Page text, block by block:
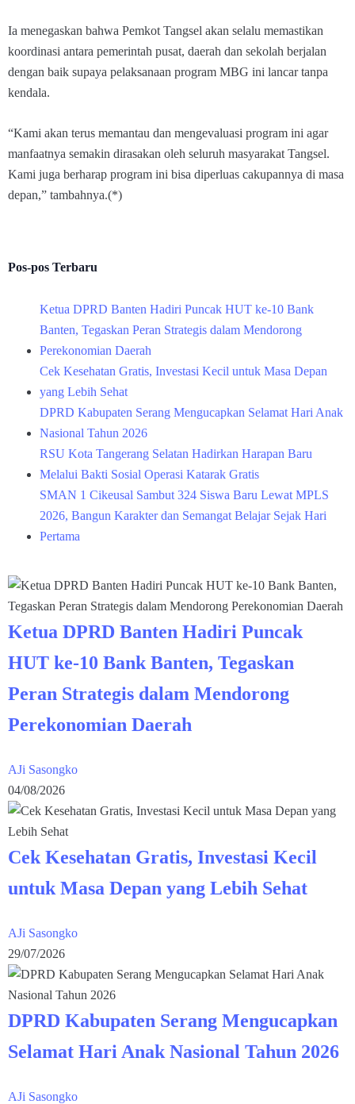
Ia menegaskan bahwa Pemkot Tangsel akan selalu memastikan
koordinasi antara pemerintah pusat, daerah dan sekolah berjalan
dengan baik supaya pelaksanaan program MBG ini lancar tanpa
kendala.
“Kami akan terus memantau dan mengevaluasi program ini agar
manfaatnya semakin dirasakan oleh seluruh masyarakat Tangsel.
Kami juga berharap program ini bisa diperluas cakupannya di masa
depan,” tambahnya.(*)
Pos-pos Terbaru
Ketua DPRD Banten Hadiri Puncak HUT ke-10 Bank
Banten, Tegaskan Peran Strategis dalam Mendorong
Perekonomian Daerah
Cek Kesehatan Gratis, Investasi Kecil untuk Masa Depan
yang Lebih Sehat
DPRD Kabupaten Serang Mengucapkan Selamat Hari Anak
Nasional Tahun 2026
RSU Kota Tangerang Selatan Hadirkan Harapan Baru
Melalui Bakti Sosial Operasi Katarak Gratis
SMAN 1 Cikeusal Sambut 324 Siswa Baru Lewat MPLS
2026, Bangun Karakter dan Semangat Belajar Sejak Hari
Pertama
Ketua DPRD Banten Hadiri Puncak
HUT ke-10 Bank Banten, Tegaskan
Peran Strategis dalam Mendorong
Perekonomian Daerah
AJi Sasongko
04/08/2026
Cek Kesehatan Gratis, Investasi Kecil
untuk Masa Depan yang Lebih Sehat
AJi Sasongko
29/07/2026
DPRD Kabupaten Serang Mengucapkan
Selamat Hari Anak Nasional Tahun 2026
AJi Sasongko